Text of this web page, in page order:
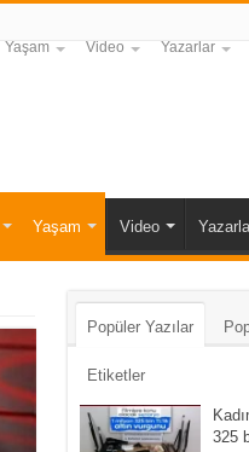
Yaşam Video Yazarlar
Yaşam Video
Popüler Yazılar
Etiketler
325